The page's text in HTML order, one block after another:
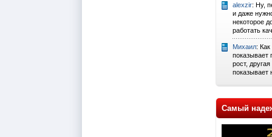
alexzir: Ну,
и даже
некоторое
работать
Михаил: Как
показывает
рост,
показывает
Самый